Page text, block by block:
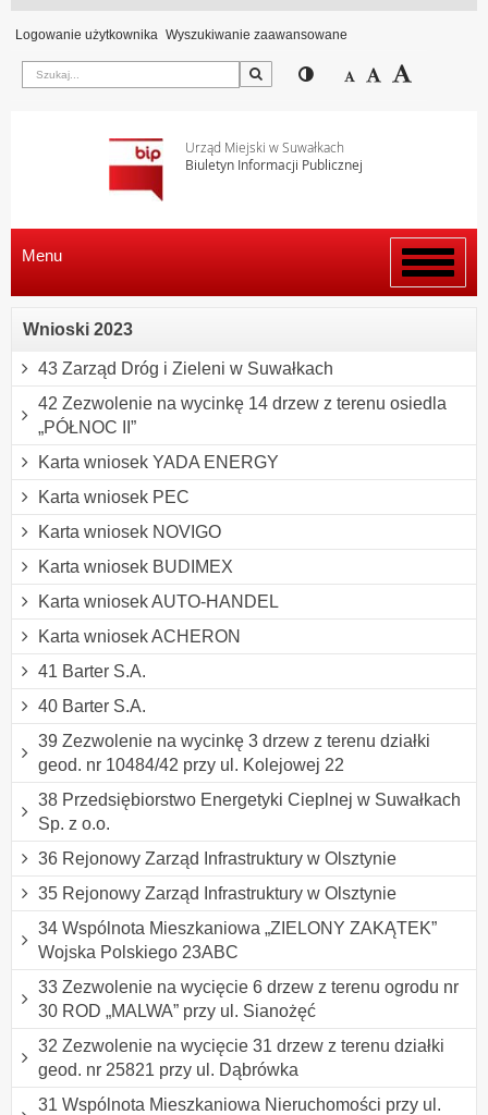
Logowanie użytkownika Wyszukiwanie zaawansowane
Szukaj Przełącz pomiędzy
Zmniejsz
Domyślny
Urząd Miejski w Suwałkach
Biuletyn Informacji Publicznej
Włącz
menu
Menu
Wnioski 2023
43 Zarząd Dróg i Zieleni w Suwałkach
42 Zezwolenie na wycinkę 14 drzew z terenu osiedla
„PÓŁNOC II”
Karta wniosek YADA ENERGY
Karta wniosek PEC
Karta wniosek NOVIGO
Karta wniosek BUDIMEX
Karta wniosek AUTO-HANDEL
Karta wniosek ACHERON
41 Barter S.A.
40 Barter S.A.
39 Zezwolenie na wycinkę 3 drzew z terenu działki
geod. nr 10484/42 przy ul. Kolejowej 22
38 Przedsiębiorstwo Energetyki Cieplnej w Suwałkach
Sp. z o.o.
36 Rejonowy Zarząd Infrastruktury w Olsztynie
35 Rejonowy Zarząd Infrastruktury w Olsztynie
34 Wspólnota Mieszkaniowa „ZIELONY ZAKĄTEK”
Wojska Polskiego 23ABC
33 Zezwolenie na wycięcie 6 drzew z terenu ogrodu nr
30 ROD „MALWA” przy ul. Sianożęć
32 Zezwolenie na wycięcie 31 drzew z terenu działki
geod. nr 25821 przy ul. Dąbrówka
31 Wspólnota Mieszkaniowa Nieruchomości przy ul.